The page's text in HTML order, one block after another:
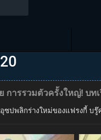
การรวมตัวครั้งใหญ่! บ
ซปพลิกร่างใหม่ของแฟรงกี้ บ